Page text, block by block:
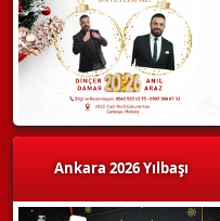
Ankara 2026 Yılbaşı